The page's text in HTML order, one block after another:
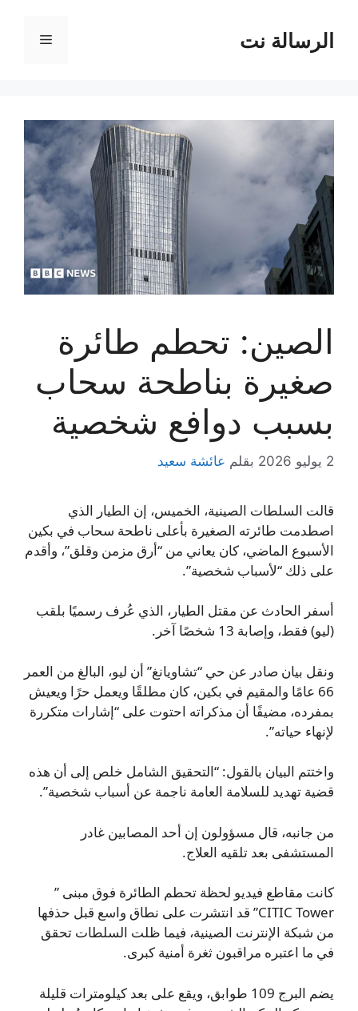
المحتوىالرسالة نت القائمة
الصين: تحطم طائرة
صغيرة بناطحة سحاب
بسبب دوافع شخصية
2 يوليو 2026 بقلم عائشة سعيد
قالت السلطات الصينية، الخميس، إن الطيار الذي
اصطدمت طائرته الصغيرة بأعلى ناطحة سحاب في بكين
الأسبوع الماضي، كان يعاني من “أرق مزمن وقلق”، وأقدم
على ذلك “لأسباب شخصية”.
أسفر الحادث عن مقتل الطيار، الذي عُرف رسميًا بلقب
(ليو) فقط، وإصابة 13 شخصًا آخر.
ونقل بيان صادر عن حي “تشاويانغ” أن ليو، البالغ من العمر
66 عامًا والمقيم في بكين، كان مطلقًا ويعمل حرًا ويعيش
بمفرده، مضيفًا أن مذكراته احتوت على “إشارات متكررة
لإنهاء حياته”.
واختتم البيان بالقول: “التحقيق الشامل خلص إلى أن هذه
قضية تهديد للسلامة العامة ناجمة عن أسباب شخصية”.
من جانبه، قال مسؤولون إن أحد المصابين غادر
المستشفى بعد تلقيه العلاج.
كانت مقاطع فيديو لحظة تحطم الطائرة فوق مبنى ”
CITIC Tower” قد انتشرت على نطاق واسع قبل حذفها
من شبكة الإنترنت الصينية، فيما ظلت السلطات تحقق
في ما اعتبره مراقبون ثغرة أمنية كبرى.
يضم البرج 109 طوابق، ويقع على بعد كيلومترات قليلة